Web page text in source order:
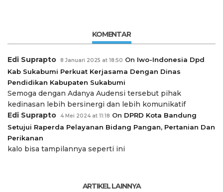
KOMENTAR
Edi Suprapto 8 Januari 2025 at 18:50 On Iwo-Indonesia Dpd
Kab Sukabumi Perkuat Kerjasama Dengan Dinas
Pendidikan Kabupaten Sukabumi
Semoga dengan Adanya Audensi tersebut pihak
kedinasan lebih bersinergi dan lebih komunikatif
Edi Suprapto
4 Mei 2024 at 11:18 On DPRD Kota Bandung
Setujui Raperda Pelayanan Bidang Pangan, Pertanian Dan
Perikanan
kalo bisa tampilannya seperti ini
ARTIKEL LAINNYA